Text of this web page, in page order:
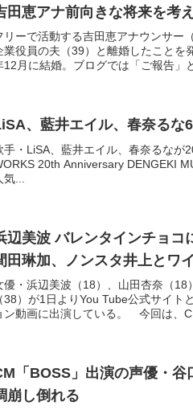
田恵アナ前向きな将来を考
リーで活動する吉田恵アナウンサー
業役員の夫（39）と離婚したこと
12月に結婚。ブログでは「ご報告」
、藍井エイル、春奈るな
手・LiSA、藍井エイル、春奈るなが
20th Anniversary DENGEKI
気...
辺美波 バレンタインチョコ
田琳加、ノンスタ井上とワ
優・浜辺美波（18）、山田杏奈（
（38）が1日よりYou Tube公式サイ
ン動画に出演している。 今回は、
「BOSS」出演の声優・
崩し倒れる